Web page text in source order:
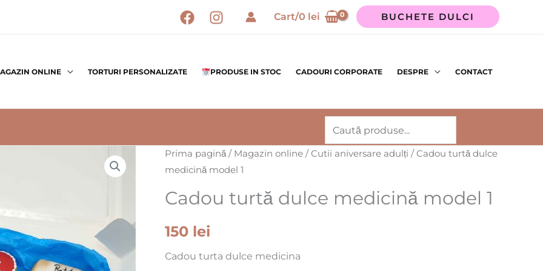
Cart/0 lei BUCHETE DULCI
ONLINE TORTURI PERSONALIZATE PRODUSE IN STOC CADOURI CORPORATE DESPRE CONTACT
Prima pagină/ Magazin online / Cutii aniversare adulți / Cadou turtă dulce
medicină model 1
Cadou turtă dulce medicină model 1
150 lei
Cadou turta dulce medicina
Cantitate
Cadou
dulce
medicină
1